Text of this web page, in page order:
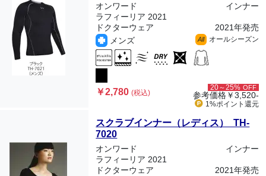
オンワード
インナー
ラフィーリア 2021
ドクターウェア
2021年発売
メンズ
All オールシーズン
￥2,780(税込)
20～25% OFF
参考価格￥3,520-
1%ポイント 還元
スクラブインナー（レディス） TH-
7020
オンワード
インナー
ラフィーリア 2021
ドクターウェア
2021年発売